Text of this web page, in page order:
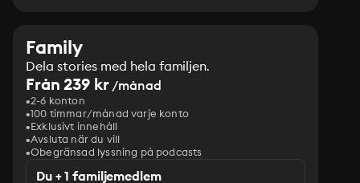
Family
Dela stories med hela familjen.
Från 239 kr/månad
2-6 konton
100 timmar/månad varje konto
Exklusivt innehåll
Avsluta när du vill
Obegränsad lyssning på podcasts
Du + 1 familjemedlem